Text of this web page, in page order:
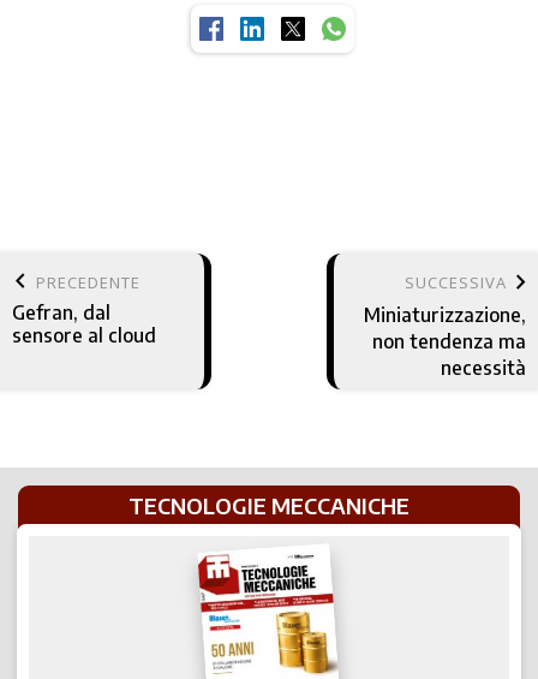
keyboard_arrow_left PRECEDENTE
Gefran, dal
sensore al cloud
SUCCESSIVA keyboard_arrow_right
Miniaturizzazione,
non tendenza ma
necessità
TECNOLOGIE MECCANICHE